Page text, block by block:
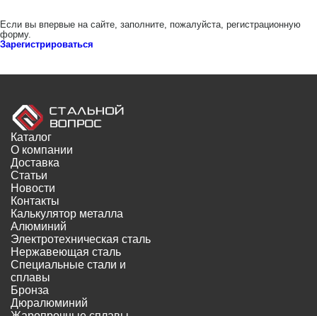
Если вы впервые на сайте, заполните, пожалуйста, регистрационную
форму.
Зарегистрироваться
Каталог
О компании
Доставка
Статьи
Новости
Контакты
Калькулятор металла
Алюминий
Электротехническая сталь
Нержавеющая сталь
Специальные стали и
сплавы
Бронза
Дюралюминий